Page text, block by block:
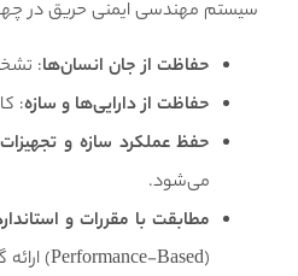
سیستم مهندسی ایمنی حریق در
حفاظت از جان انسان‌ها:
حفاظت از دارایی‌ها و سازه:
حفظ عملکرد سازه و تجهیزات
می‌شود.
مطابقت با مقررات و
(Performance-Based) ارائه گردد.